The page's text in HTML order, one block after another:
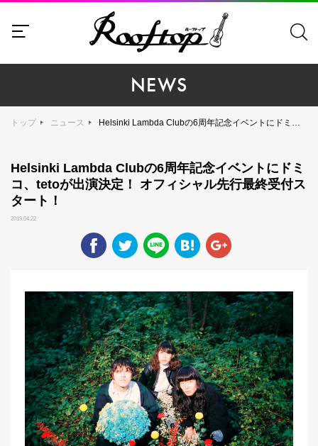
NEWS
トップ ニュース Helsinki Lambda Clubの6周年記念イベントにドミコ、tetoが出演決定！ オフィシャル先行最終受付スタート！
Helsinki Lambda Clubの6周年記念イベントにドミ
コ、tetoが出演決定！ オフィシャル先行最終受付ス
タート！
2019.04.22